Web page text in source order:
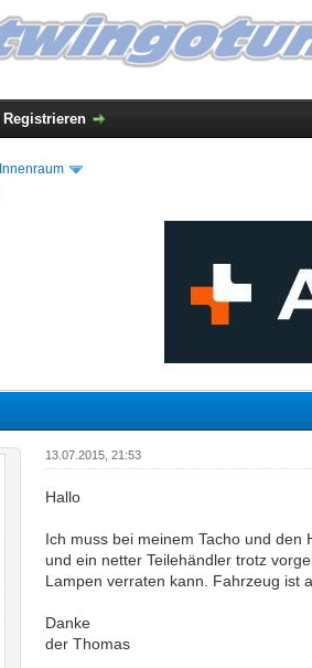
Registrieren
Innenraum
13.07.2015, 21:53
Hallo
Ich muss bei meinem Tacho und
und ein netter Teilehändler trotz
Lampen verraten kann. Fahrzeug ist
Danke
der Thomas